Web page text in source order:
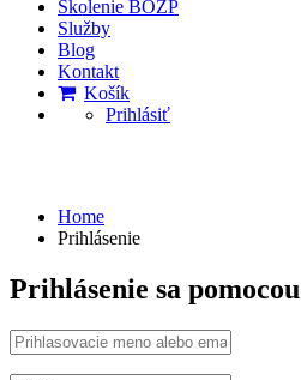
Školenie BOZP
Služby
Blog
Kontakt
Košík
Prihlásiť
Home
Prihlásenie
Prihlásenie sa